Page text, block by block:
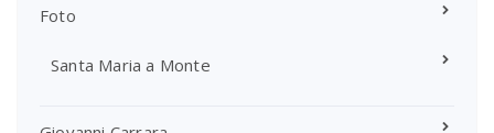
Foto
Santa Maria a Monte